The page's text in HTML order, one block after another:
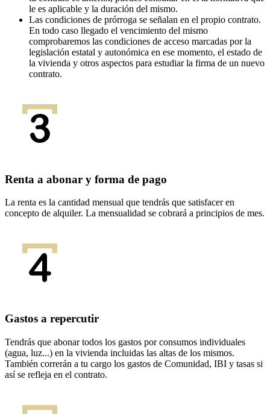
le es aplicable y la duración del mismo.
Las condiciones de prórroga se señalan en el propio contrato.
En todo caso llegado el vencimiento del mismo
comprobaremos las condiciones de acceso marcadas por la
legislación estatal y autonómica en ese momento, el estado de
la vivienda y otros aspectos para estudiar la firma de un nuevo
contrato.
Renta a abonar y forma de pago
La renta es la cantidad mensual que tendrás que satisfacer en
concepto de alquiler. La mensualidad se cobrará a principios de mes.
Gastos a repercutir
Tendrás que abonar todos los gastos por consumos individuales
(agua, luz...) en la vivienda incluidas las altas de los mismos.
También correrán a tu cargo los gastos de Comunidad, IBI y tasas si
así se refleja en el contrato.